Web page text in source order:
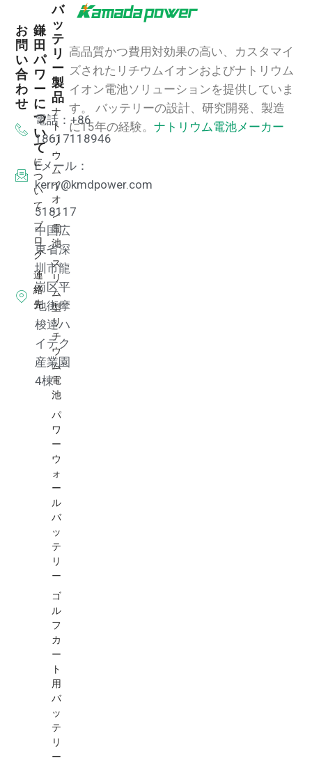
高品質かつ費用対効果の高い、カスタマイ
ズされたリチウムイオンおよびナトリウム
イオン電池ソリューションを提供していま
す。バッテリーの設計、研究開発、製造
に15年の経験。ナトリウム電池メーカー
バ
ッ
テ
リ
ー
製
品
ナ
ト
リ
ウ
ム
イ
オ
ン
電
池
ス
リ
ム
型
リ
チ
ウ
ム
電
池
パ
ワ
ー
ウ
ォ
ー
ル
バ
ッ
テ
リ
ー
ゴ
ル
フ
カ
ー
ト
用
バ
ッ
テ
リ
ー
鎌
田
パ
ワ
ー
に
つ
い
て
に
つ
い
て
ブ
ロ
グ
連
絡
先
お
問
い
合
わ
せ
電話：+86
18617118946
Eメール：
kerry@kmdpower.com
518117
中国広
東省深
圳市龍
崗区平
地街摩
梭達ハ
イテク
産業園
4棟